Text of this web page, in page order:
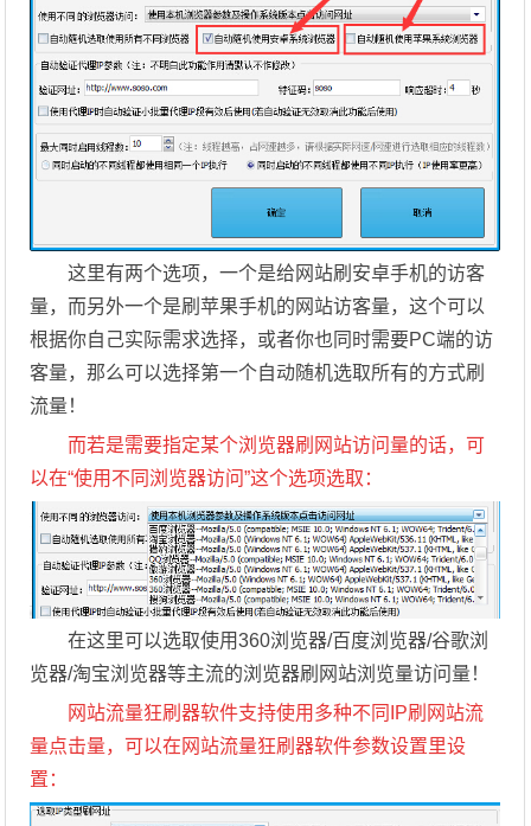
这里有两个选项，一个是给网站刷安卓手机的访客
量，而另外一个是刷苹果手机的网站访客量，这个可以
根据你自己实际需求选择，或者你也同时需要PC端的访
客量，那么可以选择第一个自动随机选取所有的方式刷
流量！
而若是需要指定某个浏览器刷网站访问量的话，可
以在“使用不同浏览器访问”这个选项选取：
在这里可以选取使用360浏览器/百度浏览器/谷歌浏
览器/淘宝浏览器等主流的浏览器刷网站浏览量访问量！
网站流量狂刷器软件支持使用多种不同IP刷网站流
量点击量，可以在网站流量狂刷器软件参数设置里设
置：